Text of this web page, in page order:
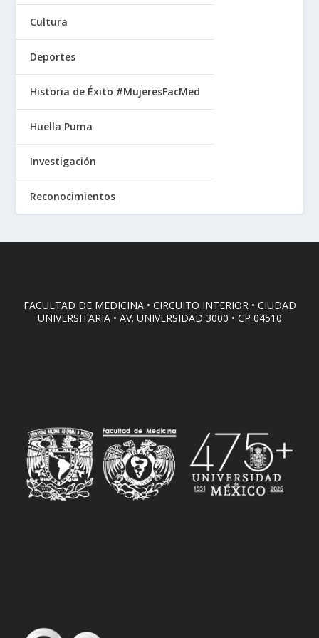
Cultura
Deportes
Historia de Éxito #MujeresFacMed
Huella Puma
Investigación
Reconocimientos
FACULTAD DE MEDICINA • CIRCUITO INTERIOR • CIUDAD
UNIVERSITARIA • AV. UNIVERSIDAD 3000 • CP 04510